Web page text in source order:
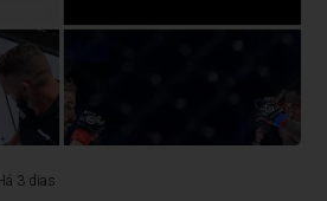
3 dias